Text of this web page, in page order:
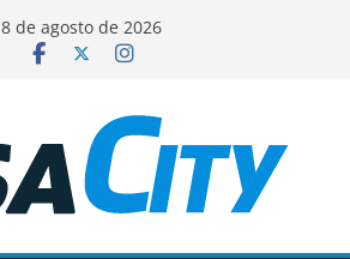
8 de agosto de 2026